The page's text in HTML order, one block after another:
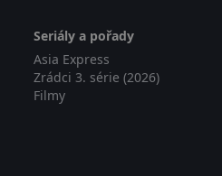
Seriály a pořady
Asia Express
Zrádci 3. série (2026)
Filmy